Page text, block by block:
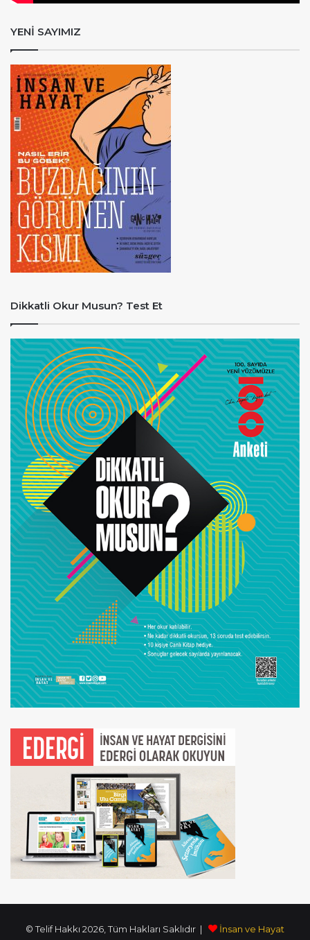
YENİ SAYIMIZ
Dikkatli Okur Musun? Test Et
© Telif Hakkı 2026, Tüm Hakları Saklıdır | İnsan ve Hayat